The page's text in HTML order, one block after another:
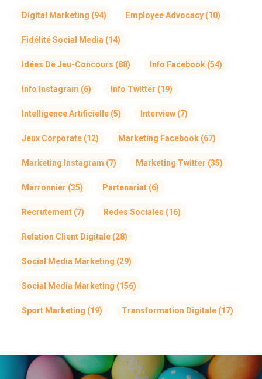
Digital Marketing (94) Employee Advocacy(10)
Fidélité Social Media (14)
Idées De Jeu-Concours (88) Info Facebook(54)
Info Instagram (6) Info Twitter (19)
Intelligence Artificielle(5) Interview(7)
Jeux Corporate(12) Marketing Facebook(67)
Marketing Instagram (7) Marketing Twitter (35)
Marronnier (35) Partenariat(6)
Recrutement(7) Redes Sociales (16)
Relation Client Digitale(28)
Social Media Marketing (29)
Social Media Marketing (156)
Sport Marketing (19) Transformation Digitale(17)